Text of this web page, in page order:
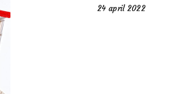
24 april 2022